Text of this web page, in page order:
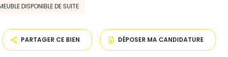
DISPONIBLE DE SUITE
PARTAGER CE BIEN DÉPOSER MA CANDIDATURE